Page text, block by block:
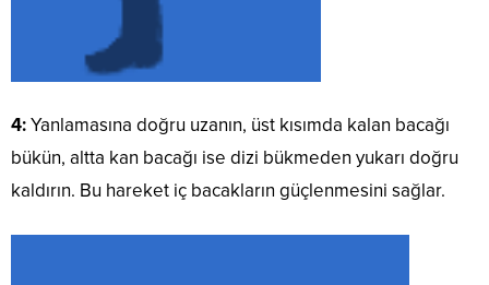
4:Yanlamasına doğru uzanın, üst kısımda kalan bacağı
bükün, altta kan bacağı ise dizi bükmeden yukarı doğru
kaldırın. Bu hareket iç bacakların güçlenmesini sağlar.